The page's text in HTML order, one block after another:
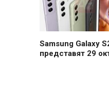
Samsung Galaxy
представят 29